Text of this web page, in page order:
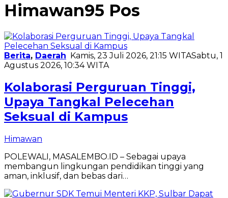
Himawan95 Pos
Berita, Daerah Kamis, 23 Juli 2026, 21:15 WITASabtu, 1
Agustus 2026, 10:34 WITA
Kolaborasi Perguruan Tinggi,
Upaya Tangkal Pelecehan
Seksual di Kampus
Himawan
POLEWALI, MASALEMBO.ID – Sebagai upaya
membangun lingkungan pendidikan tinggi yang
aman, inklusif, dan bebas dari…